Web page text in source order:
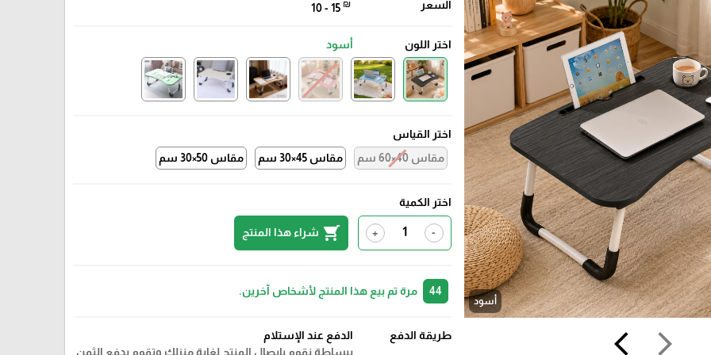
أسود
arrow_forward_ios
arrow_back_ios
السعر 10 - 15 ₪
اختر اللون أسود
اختر القياس
مقاس 40×60 سم
مقاس 45×30 سم مقاس 50×30 سم
اختر الكمية
-
+
shopping_cart شراء هذا المنتج
44 مرة تم بيع هذا المنتج لأشخاص آخرين.
طريقة الدفع
الدفع عند الإستلام
ببساطة نقوم بايصال المنتج لغاية منزلك وتقوم بدفع الثمن